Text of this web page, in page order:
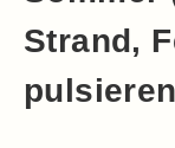
Strand,